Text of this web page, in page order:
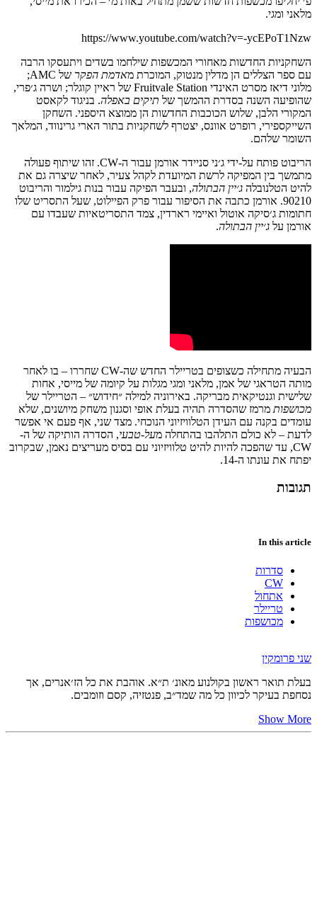
מלאני ומגי.
https://www.youtube.com/watch?v=-ycEPoT1Nzw
השחקניות החדשות מאחורי המכשפות שילחמו בשדים ויתעסקו הרבה
עם ספר הצללים הן מדלין מנטוק, המוכרת מאדמת הפקר
של AMC;
מלוני דיאז מסרט האינדי Fruitvale Station של ראיין קוגלר; ושרה ג׳פרי,
שהופיעה השנה בסדרת ההמשך של תיקים באפלה. בניגוד לקאסט
המקורי הלבן, שלוש הכוכבות החדשות הן ממוצא היספני. השחקן
השייקספירי, רופרט אוונס, יצטרף לשחקניות בתור הארי גרינווד, המלאך
השומר שלהם.
הריבוט פותח על-ידי ג׳ני סניידר אורמן עבור ה-CW. זהו שיתוף פעולה
מתמשך בין המפיקה לרשת המיועדת לקהל צעיר, לאחר שיצרה גם את
להיט הטלנובלה ג׳יין הבתולה, ובעבר הפיקה עבור בנות גילמור והריבוט
90210. אורמן כתבה את הסיפור עבור פרק הפיילוט, שעל התסריט שלו
חתומות ג׳סיקה אוטול ואיימי רארדין, צמד התסריטאיות שעבדו עם
אורמן על ג׳יין הבתולה.
הבעיה מתחילה כשצופים בטריילר החדש שה-CW שחררו – בו לאחר
מותה הטראגי של אמן, מלאני ומגי מגלות על קיומה של מייסי, אחות
שלישית וגנטיקאית מבריקה. באירוניה למילה ״חידוש״ – הטריילר של
מכושפות מרמז שהסדרה תהיה בעלת אופי וסגנון משחק מיושנים, שלא
עומדים בקנה עם העידן הטלוויזיוני הנוכחי. מצד שני, אף פעם אי אפשר
לדעת – לא כולם התלהבו בהתחלה מעל-טבעי, הסדרה הותיקה של ה-
CW, עד שהפכה להיות להיט טלוויזיוני עם בסיס מעריצים נאמן, שבקרוב
יפתח את עונתו ה-14.
תגובות
In this article
סדרות
CW
אתחול
טריילר
מכושפות
שני פרומקין
בעלת תואר ראשון בקולנוע מאונ׳ ת״א. אוהבת את כל הז׳אנרים, אך
נסחפת בעיקר לכיוון כל מה שמד״ב, פנטזיה, קסם וזומבים.
Show More